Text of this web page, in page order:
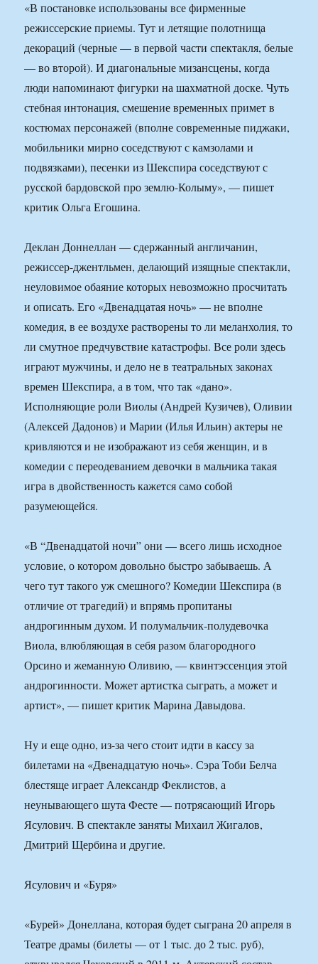
«В постановке использованы все фирменные
режиссерские приемы. Тут и летящие полотнища
декораций (черные — в первой части спектакля, белые
— во второй). И диагональные мизансцены, когда
люди напоминают фигурки на шахматной доске. Чуть
стебная интонация, смешение временных примет в
костюмах персонажей (вполне современные пиджаки,
мобильники мирно соседствуют с камзолами и
подвязками), песенки из Шекспира соседствуют с
русской бардовской про землю-Колыму», — пишет
критик Ольга Егошина.
Деклан Доннеллан — сдержанный англичанин,
режиссер-джентльмен, делающий изящные спектакли,
неуловимое обаяние которых невозможно просчитать
и описать. Его «Двенадцатая ночь» — не вполне
комедия, в ее воздухе растворены то ли меланхолия, то
ли смутное предчувствие катастрофы. Все роли здесь
играют мужчины, и дело не в театральных законах
времен Шекспира, а в том, что так «дано».
Исполняющие роли Виолы (Андрей Кузичев), Оливии
(Алексей Дадонов) и Марии (Илья Ильин) актеры не
кривляются и не изображают из себя женщин, и в
комедии с переодеванием девочки в мальчика такая
игра в двойственность кажется само собой
разумеющейся.
«В “Двенадцатой ночи” они — всего лишь исходное
условие, о котором довольно быстро забываешь. А
чего тут такого уж смешного? Комедии Шекспира (в
отличие от трагедий) и впрямь пропитаны
андрогинным духом. И полумальчик-полудевочка
Виола, влюбляющая в себя разом благородного
Орсино и жеманную Оливию, — квинтэссенция этой
андрогинности. Может артистка сыграть, а может и
артист», — пишет критик Марина Давыдова.
Ну и еще одно, из-за чего стоит идти в кассу за
билетами на «Двенадцатую ночь». Сэра Тоби Белча
блестяще играет Александр Феклистов, а
неунывающего шута Фесте — потрясающий Игорь
Ясулович. В спектакле заняты Михаил Жигалов,
Дмитрий Щербина и другие.
Ясулович и «Буря»
«Бурей» Донеллана, которая будет сыграна 20 апреля в
Театре драмы (билеты — от 1 тыс. до 2 тыс. руб),